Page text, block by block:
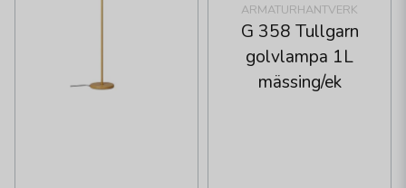
ARMATURHANTVERK
G 358 Tullgarn
golvlampa 1L
mässing/ek